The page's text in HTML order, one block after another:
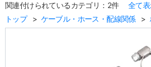
関連付けられているカテゴリ：2件
全て
トップ
ケーブル・ホース・配線関係